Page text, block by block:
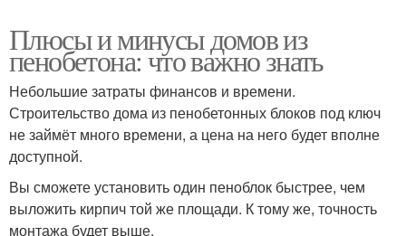
Плюсы и минусы домов из
пенобетона: что важно знать
Небольшие затраты финансов и времени.
Строительство дома из пенобетонных блоков под ключ
не займёт много времени, а цена на него будет вполне
доступной.
Вы сможете установить один пеноблок быстрее, чем
выложить кирпич той же площади. К тому же, точность
монтажа будет выше.